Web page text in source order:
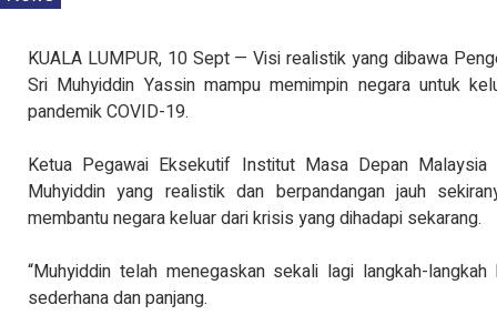
KUALA LUMPUR, 10 Sept — Visi realistik yang dibawa
Sri Muhyiddin Yassin mampu memimpin negara untuk
pandemik COVID-19.
Ketua Pegawai Eksekutif Institut Masa Depan
Muhyiddin yang realistik dan berpandangan jauh
membantu negara keluar dari krisis yang dihadapi sekarang.
“Muhyiddin telah menegaskan sekali lagi langkah-
sederhana dan panjang.